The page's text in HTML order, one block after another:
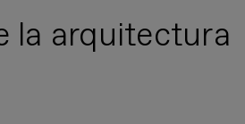
la arquitectura